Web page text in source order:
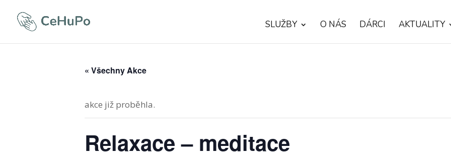
SLUŽBY O NÁS DÁRCI AKTUALITY
« Všechny Akce
akce již proběhla.
Relaxace – meditace